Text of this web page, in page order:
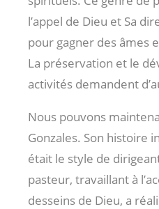
l’appel de Dieu et Sa
pour gagner des âmes
La préservation et le
activités demandent
Nous pouvons
Gonzales. Son histoire
était le style de
pasteur, travaillant à
desseins de Dieu, a